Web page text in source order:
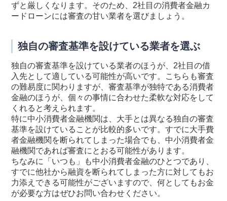
ずと厳しくなります。そのため、2社目の消費者金融カ
ードローンには審査の甘い業者を選びましょう。
独自の審査基準を設けている業者を選ぶ
独自の審査基準を設けている業者のほうが、2社目の借
入先として適している可能性が高いです。こちらも審査
の難易度に関わりますが、審査基準が独特である消費者
金融のほうが、個々の事情に合わせた柔軟な対応をして
くれると考えられます。
特に中小消費者金融機関は、大手とは異なる独自の審査
基準を設けていることが比較的多いです。すでに大手費
者金融機関を断られてしまった場合でも、中小消費者金
融機関であれば審査にとおる可能性があります。
ちなみに「いつも」も中小消費者金融のひとつであり、
すでに他社から融資を断られてしまった方に対してもお
力添えできる可能性がございますので、何としてもお金
が必要な方はぜひお問い合わせください。